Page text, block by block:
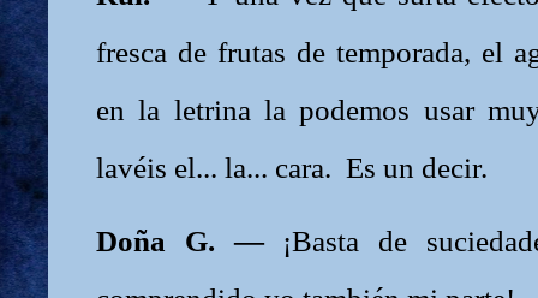
fresca de frutas de temporada, el
en la letrina la podemos usar
lavéis el... la... cara. Es un decir.
Doña G. — ¡Basta de